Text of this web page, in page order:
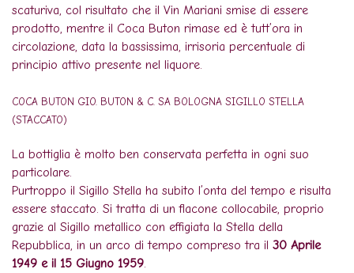
scaturiva, col risultato che il Vin Mariani smise di essere
prodotto, mentre il Coca Buton rimase ed è tutt’ora in
circolazione, data la bassissima, irrisoria percentuale di
principio attivo presente nel liquore.
COCA BUTON GIO. BUTON & C. SA BOLOGNA SIGILLO STELLA
(STACCATO)
La bottiglia è molto ben conservata perfetta in ogni suo
particolare.
Purtroppo il Sigillo Stella ha subito l’onta del tempo e risulta
essere staccato. Si tratta di un flacone collocabile, proprio
grazie al Sigillo metallico con effigiata la Stella della
Repubblica, in un arco di tempo compreso tra il 30 Aprile
1949 e il 15 Giugno 1959.